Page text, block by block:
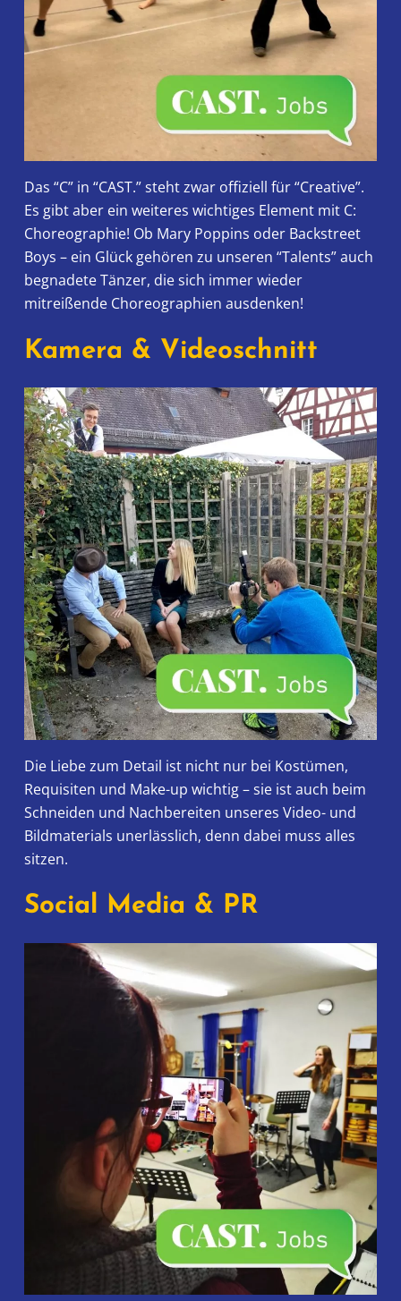
Das “C” in “CAST.” steht zwar offiziell für “Creative”.
Es gibt aber ein weiteres wichtiges Element mit C:
Choreographie! Ob Mary Poppins oder Backstreet
Boys – ein Glück gehören zu unseren “Talents” auch
begnadete Tänzer, die sich immer wieder
mitreißende Choreographien ausdenken!
Kamera & Videoschnitt
Die Liebe zum Detail ist nicht nur bei Kostümen,
Requisiten und Make-up wichtig – sie ist auch beim
Schneiden und Nachbereiten unseres Video- und
Bildmaterials unerlässlich, denn dabei muss alles
sitzen.
Social Media & PR